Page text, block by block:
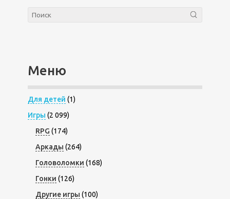
Меню
Для детей (1)
Игры (2 099)
RPG (174)
Аркады (264)
Головоломки (168)
Гонки (126)
Другие игры (100)